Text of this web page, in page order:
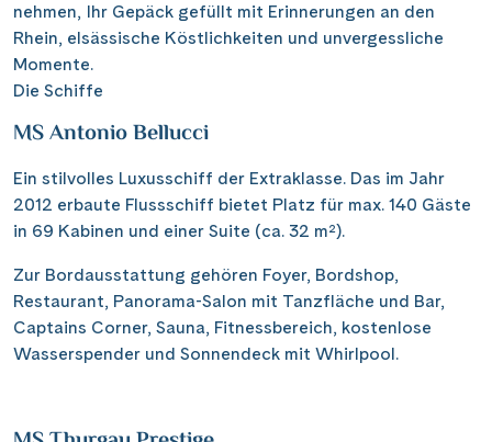
nehmen, Ihr Gepäck gefüllt mit Erinnerungen an den
Rhein, elsässische Köstlichkeiten und unvergessliche
Momente.
Die Schiffe
MS Antonio Bellucci
Ein stilvolles Luxusschiff der Extraklasse. Das im Jahr
2012 erbaute Flussschiff bietet Platz für max. 140 Gäste
in 69 Kabinen und einer Suite (ca. 32 m²).
Zur Bordausstattung gehören Foyer, Bordshop,
Restaurant, Panorama-Salon mit Tanzfläche und Bar,
Captains Corner, Sauna, Fitnessbereich, kostenlose
Wasserspender und Sonnendeck mit Whirlpool.